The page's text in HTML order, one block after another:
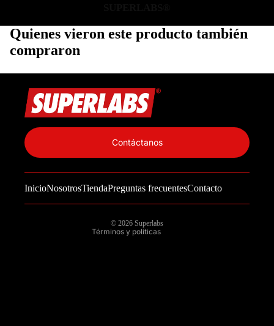
Quienes vieron este producto también
compraron
InicioNosotrosTiendaPreguntas frecuentesContacto
Contáctanos
© 2026 Superlabs
Términos y políticas
Información de contacto
Política de reembolso
Términos del servicio
Política de envío